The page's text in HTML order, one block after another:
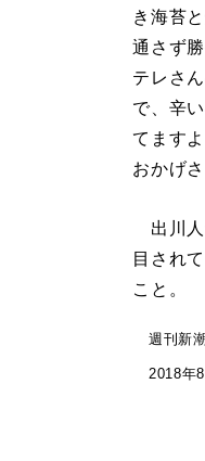
き海苔
通さず
テレさ
で、辛
てます
おかげ
出川人
目され
こと。
週刊新
2018年